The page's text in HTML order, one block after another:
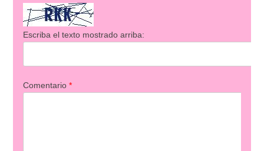
Escriba el texto mostrado arriba:
Comentario *